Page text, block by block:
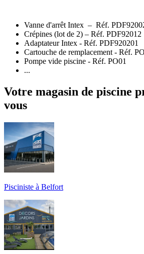
Vanne d'arrêt Intex – Réf.
Crépines (lot de 2) – Réf. PDF92012
Adaptateur Intex - Réf. PDF920201
Cartouche de remplacement - Réf.
Pompe vide piscine - Réf. PO01
...
Votre magasin de piscine
vous
Pisciniste à Belfort